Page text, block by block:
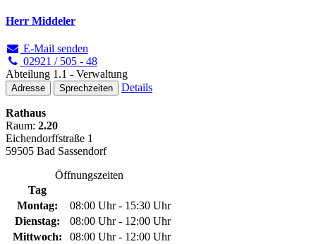
Herr Middeler
E-Mail senden
02921 / 505 - 48
Abteilung 1.1 - Verwaltung
Adresse Sprechzeiten Details
Rathaus
Raum: 2.20
Eichendorffstraße 1
59505 Bad Sassendorf
Öffnungszeiten
Tag
Montag:
08:00 Uhr - 15:30 Uhr
Dienstag:
08:00 Uhr - 12:00 Uhr
Mittwoch:
08:00 Uhr - 12:00 Uhr